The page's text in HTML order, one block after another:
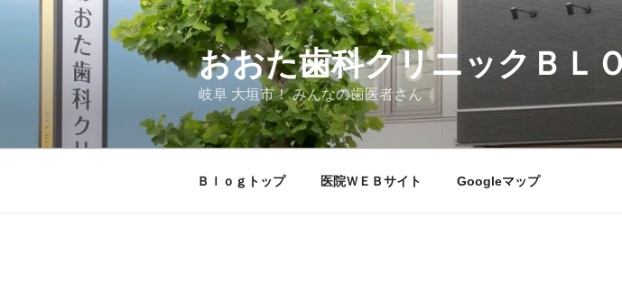
おおた歯科クリニックＢＬ
岐阜 大垣市！ みんなの歯医者さん
Ｂｌｏｇトップ 医院ＷＥＢサイト Googleマップ